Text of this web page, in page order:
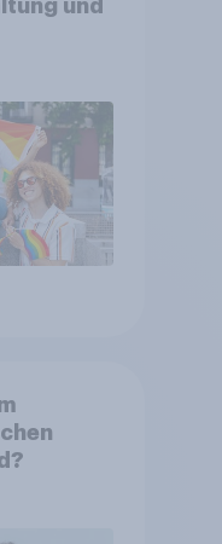
und